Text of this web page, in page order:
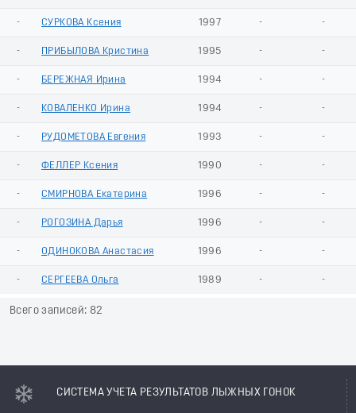
- СУРКОВА Ксения 1997 - -
- ПРИБЫЛОВА Кристина 1995 - -
- БЕРЕЖНАЯ Ирина 1994 - -
- КОВАЛЕНКО Ирина 1994 - -
- РУДОМЕТОВА Евгения 1993 - -
- ФЕЛЛЕР Ксения 1990 - -
- СМИРНОВА Екатерина 1996 - -
- РОГОЗИНА Дарья 1996 - -
- ОДИНОКОВА Анастасия 1996 - -
- СЕРГЕЕВА Ольга 1989 - -
Всего записей: 82
СИСТЕМА УЧЕТА РЕЗУЛЬТАТОВ ЛЫЖНЫХ ГОНОК